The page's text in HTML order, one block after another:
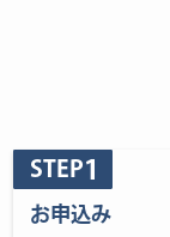
STEP1
お申込み